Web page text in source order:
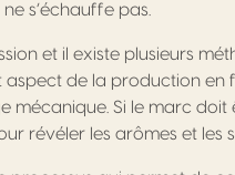
s’échauffe pas.
et il existe plusieurs
de la production en
mécanique. Si le marc doit
révéler les arômes et les